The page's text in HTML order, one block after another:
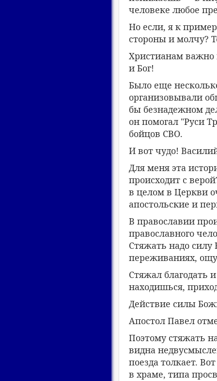
человеке любое
Но если, я к
стороны и молчу?
Христианам важно
и Бог!
Было еще
организовывали
бы безнадежном
он помогал "Руси
бойцов СВО.
И вот чудо!
Для меня эта
происходит с
в целом в Церкви
апостольские и
В православии
православного
Стяжать надо
переживаниях,
Стяжал благодать
находишься,
Действие силы
Апостол Павел
Поэтому стяжать
видна
поезда толкает.
в храме, типа